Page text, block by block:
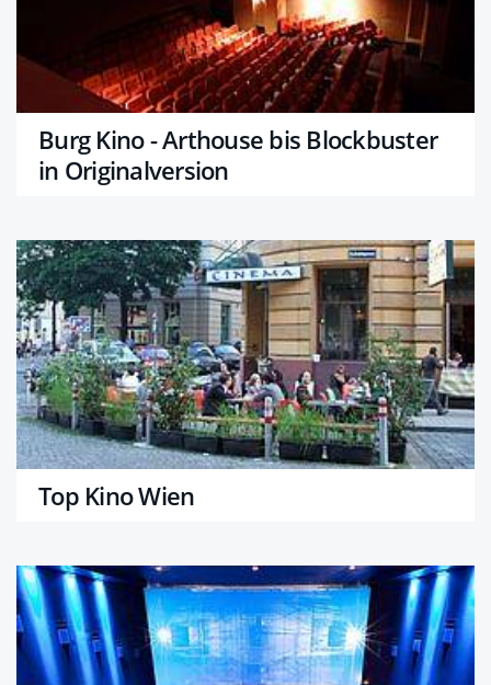
Burg Kino - Arthouse bis Blockbuster
in Originalversion
Top Kino Wien